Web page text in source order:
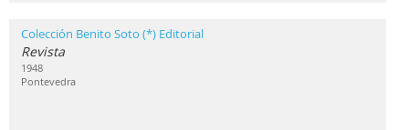
Colección Benito Soto (*) Editorial
Revista
1948
Pontevedra